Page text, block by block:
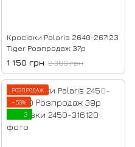
Кросівки Palaris 2640-267123
Tiger Розпродаж 37р
1 150 грн 2 300 грн
РОЗПРОДАЖ
−50%
3